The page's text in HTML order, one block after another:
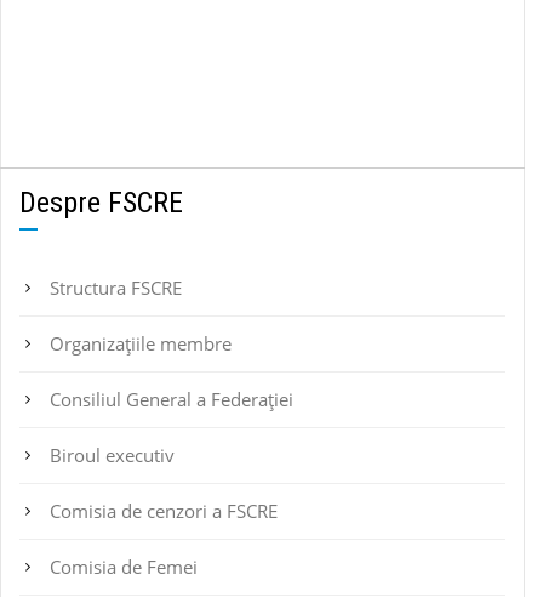
Despre FSCRE
Structura FSCRE
Organizațiile membre
Consiliul General a Federației
Biroul executiv
Comisia de cenzori a FSCRE
Comisia de Femei